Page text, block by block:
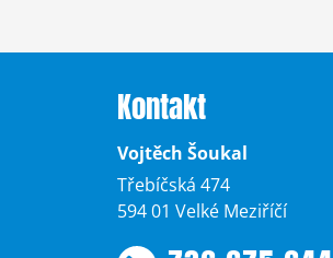
Kontakt
Vojtěch Šoukal
Třebíčská 474
594 01 Velké Meziříčí